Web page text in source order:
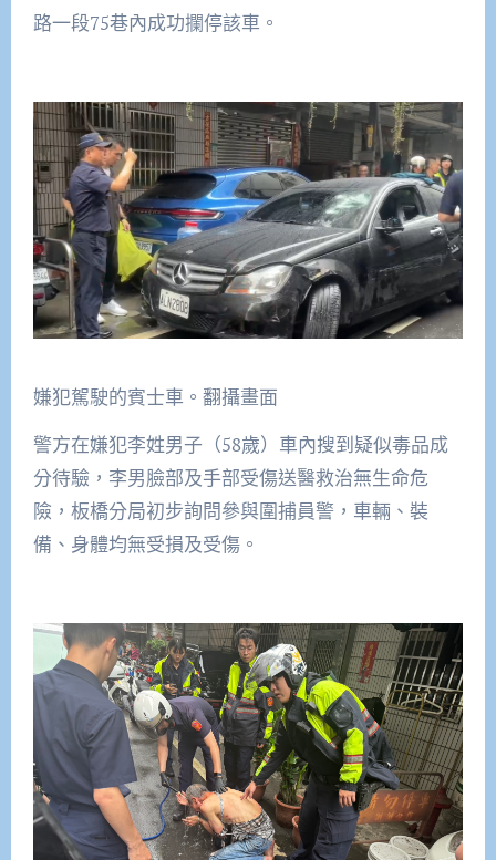
路一段75巷內成功攔停該車。
嫌犯駕駛的賓士車。翻攝畫面
警方在嫌犯李姓男子（58歲）車內搜到疑似毒品成
分待驗，李男臉部及手部受傷送醫救治無生命危
險，板橋分局初步詢問參與圍捕員警，車輛、裝
備、身體均無受損及受傷。